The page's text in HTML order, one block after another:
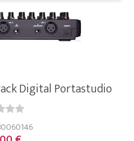
Digital Portastudio